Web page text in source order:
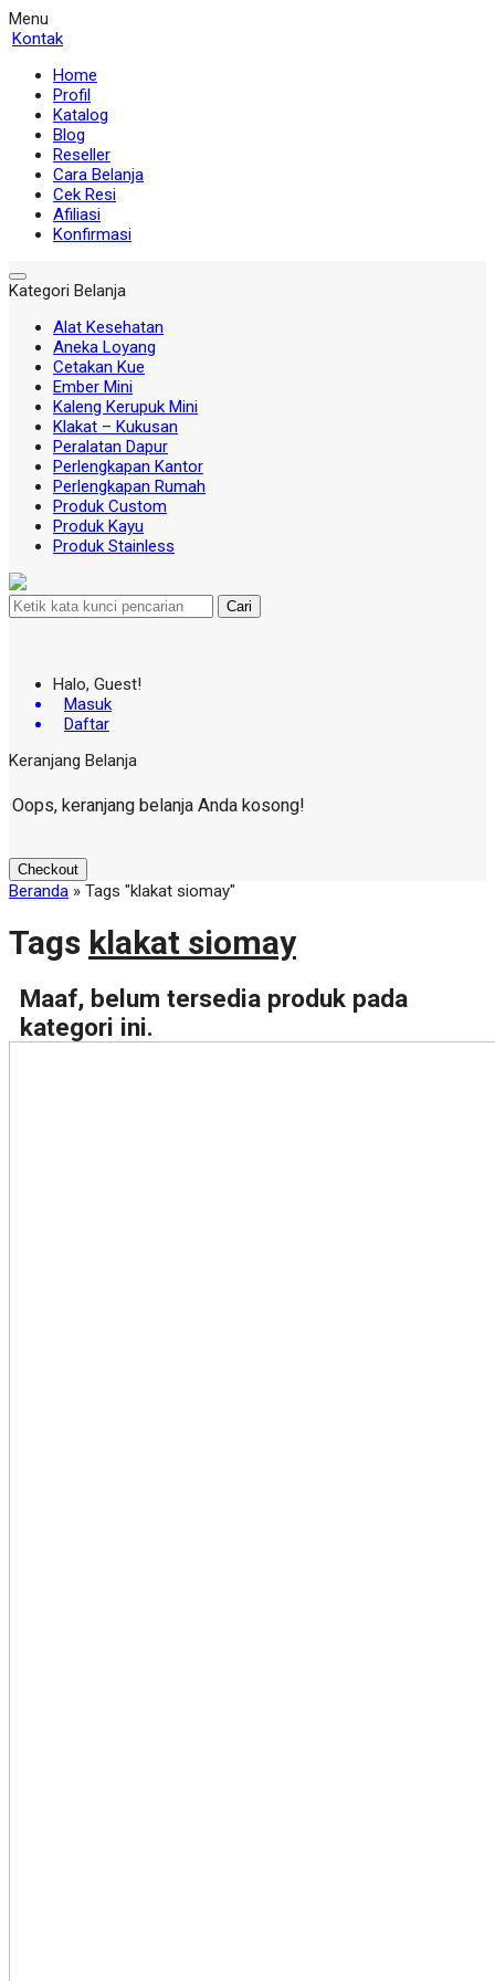
Menu
Kontak
Home
Profil
Katalog
Blog
Reseller
Cara Belanja
Cek Resi
Afiliasi
Konfirmasi
Kategori Belanja
Alat Kesehatan
Aneka Loyang
Cetakan Kue
Ember Mini
Kaleng Kerupuk Mini
Klakat – Kukusan
Peralatan Dapur
Perlengkapan Kantor
Perlengkapan Rumah
Produk Custom
Produk Kayu
Produk Stainless
Cari
Halo, Guest!
Masuk
Daftar
Keranjang Belanja
Oops, keranjang belanja Anda kosong!
Checkout
Beranda » Tags "klakat siomay"
Tags klakat siomay
Maaf, belum tersedia produk pada
kategori ini.